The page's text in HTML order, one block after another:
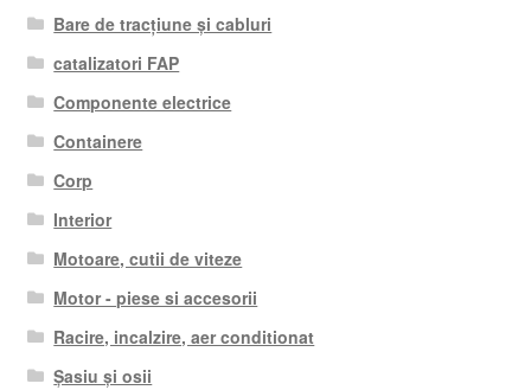
Bare de tracțiune și cabluri
catalizatori FAP
Componente electrice
Containere
Corp
Interior
Motoare, cutii de viteze
Motor - piese si accesorii
Racire, incalzire, aer conditionat
Șasiu și osii